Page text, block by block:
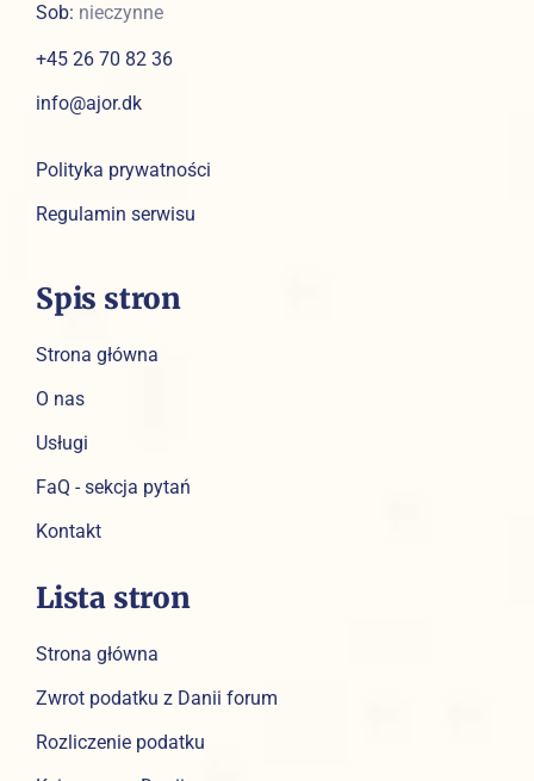
Sob: nieczynne
+45 26 70 82 36
info@ajor.dk
Polityka prywatności
Regulamin serwisu
Spis stron
Strona główna
O nas
Usługi
FaQ - sekcja pytań
Kontakt
Lista stron
Strona główna
Zwrot podatku z Danii forum
Rozliczenie podatku